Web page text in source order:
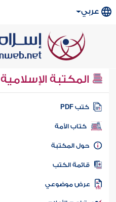
عربي
المكتبة الإسلامية
كتب PDF
كتاب الأمة
المكتبة
الكتب